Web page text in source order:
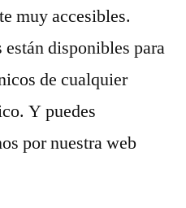
muy accesibles.
disponibles para
de cualquier
Y puedes
por nuestra web